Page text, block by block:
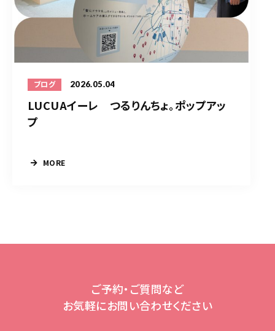
ブログ 2026.05.04
LUCUAイーレ つるりんちょ。ポップアッ
プ
MORE
ご予約・ご質問など
お気軽にお問い合わせください